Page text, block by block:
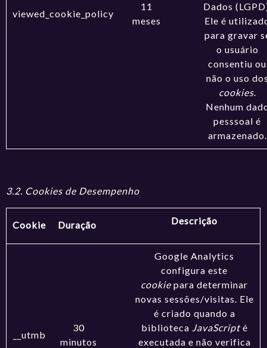
viewed_cookie_policy
11
meses
Dados
Ele é
para gravar
o usuário
consentiu ou
não o uso
cookies.
Nenhum
pesssoal é
armazenado.
3.2. Cookies de Desempenho
Cookie Duração Descrição
__utmb
30
minutos
Google Analytics
configura este
cookiepara determinar
novas sessões/visitas. Ele
é criado quando a
biblioteca JavaScripté
executada e não verifica